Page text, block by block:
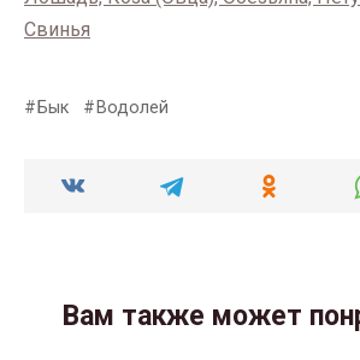
Свинья
Бык Водолей
Вам также может